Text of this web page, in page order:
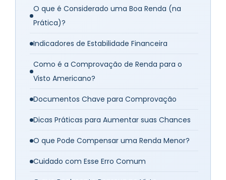
O que é Considerado uma Boa Renda (na
Prática)?
Indicadores de Estabilidade Financeira
Como é a Comprovação de Renda para o
Visto Americano?
Documentos Chave para Comprovação
Dicas Práticas para Aumentar suas Chances
O que Pode Compensar uma Renda Menor?
Cuidado com Esse Erro Comum